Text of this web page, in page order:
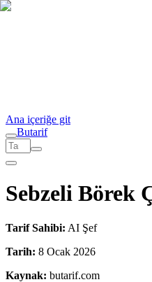
Ana içeriğe git
Butarif
Sebzeli Börek
Tarif Sahibi: AI Şef
Tarih: 8 Ocak 2026
Kaynak: butarif.com